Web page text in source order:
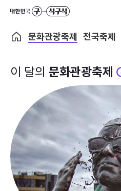
문화관광축제 전국축제
이 달의 문화관광축제